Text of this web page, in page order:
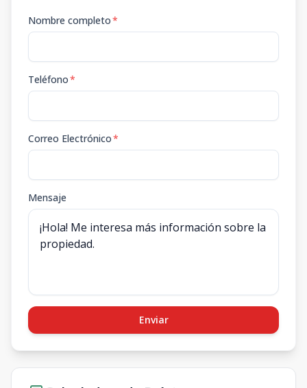
Nombre completo*
Teléfono*
Correo Electrónico*
Mensaje
Enviar